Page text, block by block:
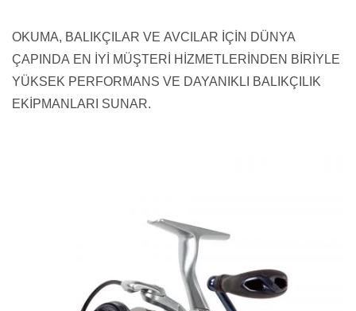
OKUMA, BALIKÇILAR VE AVCILAR İÇİN DÜNYA
ÇAPINDA EN İYİ MÜŞTERİ HİZMETLERİNDEN BİRİYLE
YÜKSEK PERFORMANS VE DAYANIKLI BALIKÇILIK
EKİPMANLARI SUNAR.